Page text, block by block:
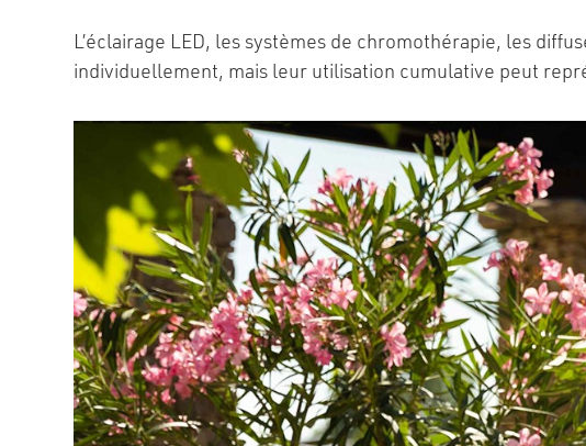
L’éclairage LED, les systèmes de chromothérapie, les
individuellement, mais leur utilisation cumulative peut